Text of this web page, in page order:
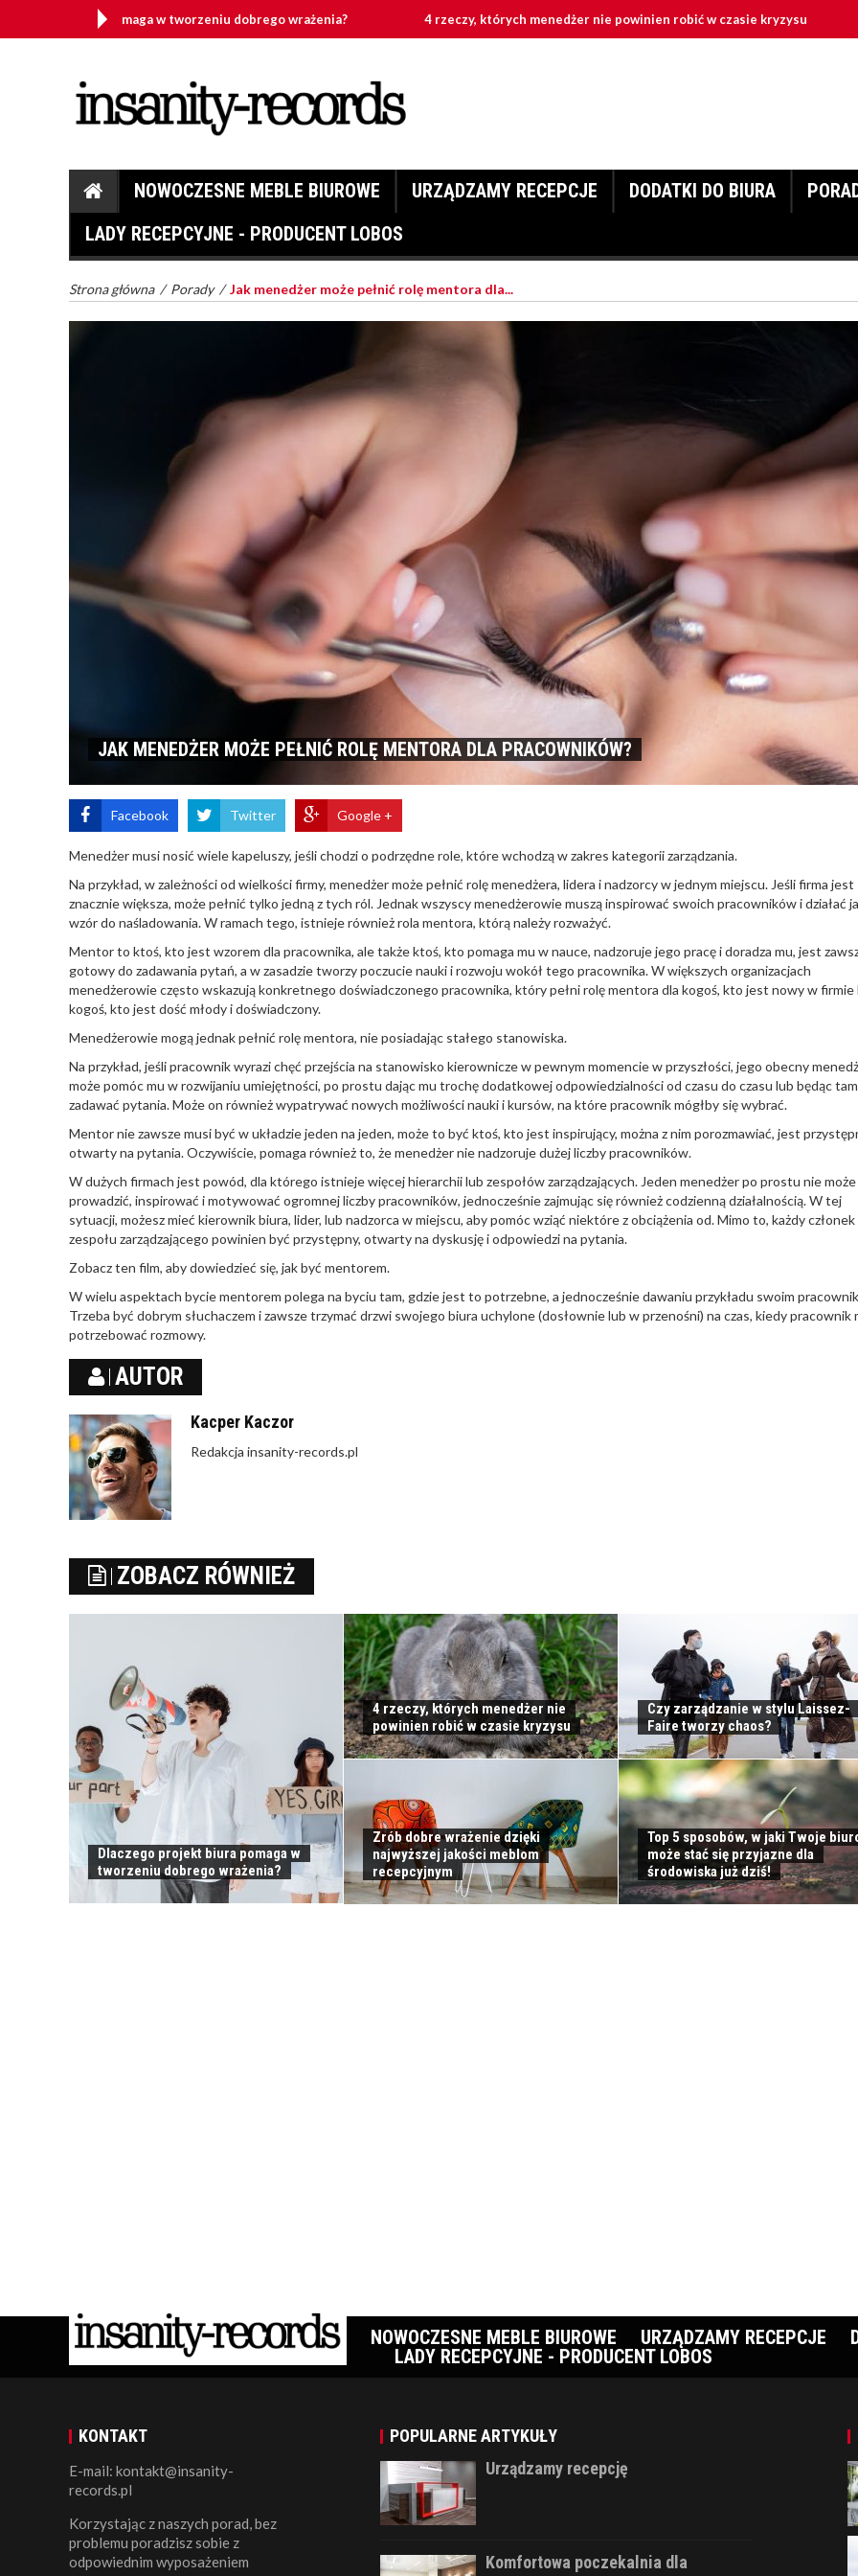
pomaga w tworzeniu dobrego wrażenia? 4 rzeczy, których menedżer nie powinien robić w czasie kryzysu
NOWOCZESNE MEBLE BIUROWE URZĄDZAMY RECEPCJE DODATKI DO BIURA
LADY RECEPCYJNE - PRODUCENT LOBOS
Strona główna / Porady /Jak menedżer może pełnić rolę mentora dla...
JAK MENEDŻER MOŻE PEŁNIĆ ROLĘ MENTORA DLA PRACOWNIKÓW?
Facebook Twitter Google +
Menedżer musi nosić wiele kapeluszy, jeśli chodzi o podrzędne role, które wchodzą w zakres kategorii zarządzania.
Na przykład, w zależności od wielkości firmy, menedżer może pełnić rolę menedżera, lidera i nadzorcy w jednym miejscu. Jeśli firma jest
znacznie większa, może pełnić tylko jedną z tych ról. Jednak wszyscy menedżerowie muszą inspirować swoich pracowników i działać
wzór do naśladowania. W ramach tego, istnieje również rola mentora, którą należy rozważyć.
Mentor to ktoś, kto jest wzorem dla pracownika, ale także ktoś, kto pomaga mu w nauce, nadzoruje jego pracę i doradza mu, jest
gotowy do zadawania pytań, a w zasadzie tworzy poczucie nauki i rozwoju wokół tego pracownika. W większych organizacjach
menedżerowie często wskazują konkretnego doświadczonego pracownika, który pełni rolę mentora dla kogoś, kto jest nowy w firmie
kogoś, kto jest dość młody i doświadczony.
Menedżerowie mogą jednak pełnić rolę mentora, nie posiadając stałego stanowiska.
Na przykład, jeśli pracownik wyrazi chęć przejścia na stanowisko kierownicze w pewnym momencie w przyszłości, jego obecny
może pomóc mu w rozwijaniu umiejętności, po prostu dając mu trochę dodatkowej odpowiedzialności od czasu do czasu lub będąc
zadawać pytania. Może on również wypatrywać nowych możliwości nauki i kursów, na które pracownik mógłby się wybrać.
Mentor nie zawsze musi być w układzie jeden na jeden, może to być ktoś, kto jest inspirujący, można z nim porozmawiać, jest
otwarty na pytania. Oczywiście, pomaga również to, że menedżer nie nadzoruje dużej liczby pracowników.
W dużych firmach jest powód, dla którego istnieje więcej hierarchii lub zespołów zarządzających. Jeden menedżer po prostu nie może
prowadzić, inspirować i motywować ogromnej liczby pracowników, jednocześnie zajmując się również codzienną działalnością. W tej
sytuacji, możesz mieć kierownik biura, lider, lub nadzorca w miejscu, aby pomóc wziąć niektóre z obciążenia od. Mimo to, każdy członek
zespołu zarządzającego powinien być przystępny, otwarty na dyskusję i odpowiedzi na pytania.
Zobacz ten film, aby dowiedzieć się, jak być mentorem.
W wielu aspektach bycie mentorem polega na byciu tam, gdzie jest to potrzebne, a jednocześnie dawaniu przykładu swoim
Trzeba być dobrym słuchaczem i zawsze trzymać drzwi swojego biura uchylone (dosłownie lub w przenośni) na czas, kiedy pracownik
potrzebować rozmowy.
AUTOR
Kacper Kaczor
Redakcja insanity-records.pl
ZOBACZ RÓWNIEŻ
Dlaczego projekt biura pomaga w
tworzeniu dobrego wrażenia?
4 rzeczy, których menedżer nie
powinien robić w czasie kryzysu
Czy zarządzanie w stylu Laissez-
Faire tworzy chaos?
Zrób dobre wrażenie dzięki
najwyższej jakości meblom
recepcyjnym
Top 5 sposobów, w jaki Twoje
może stać się przyjazne dla
środowiska już dziś!
NOWOCZESNE MEBLE BIUROWE URZĄDZAMY RECEPCJE
LADY RECEPCYJNE - PRODUCENT LOBOS
KONTAKT
E-mail: kontakt@insanity-
records.pl
Korzystając z naszych porad, bez
problemu poradzisz sobie z
odpowiednim wyposażeniem
POPULARNE ARTYKUŁY
Urządzamy recepcję
Komfortowa poczekalnia dla